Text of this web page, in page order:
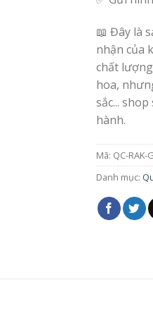
📖 Đây là
nhận của
chất
hoa,
sắc...
hành.
Mã: QC-RAK-
Danh mục: